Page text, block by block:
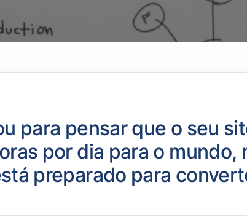
para pensar que o seu
por dia para o mundo,
preparado para